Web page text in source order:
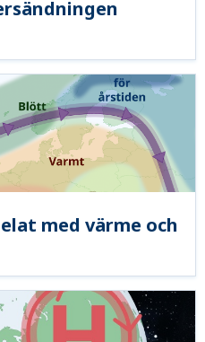
med värme och